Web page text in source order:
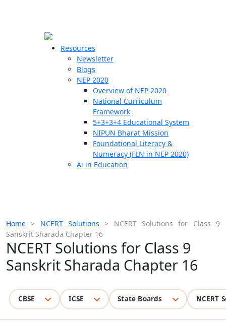
Resources
Newsletter
Blogs
NEP 2020
Overview of NEP 2020
National Curriculum
Framework
5+3+3+4 Educational System
NIPUN Bharat Mission
Foundational Literacy &
Numeracy (FLN in NEP 2020)
Ai in Education
Home > NCERT Solutions > NCERT Solutions for Class 9
Sanskrit Sharada Chapter 16
NCERT Solutions for Class 9
Sanskrit Sharada Chapter 16
CBSE ICSE State Boards NCERT